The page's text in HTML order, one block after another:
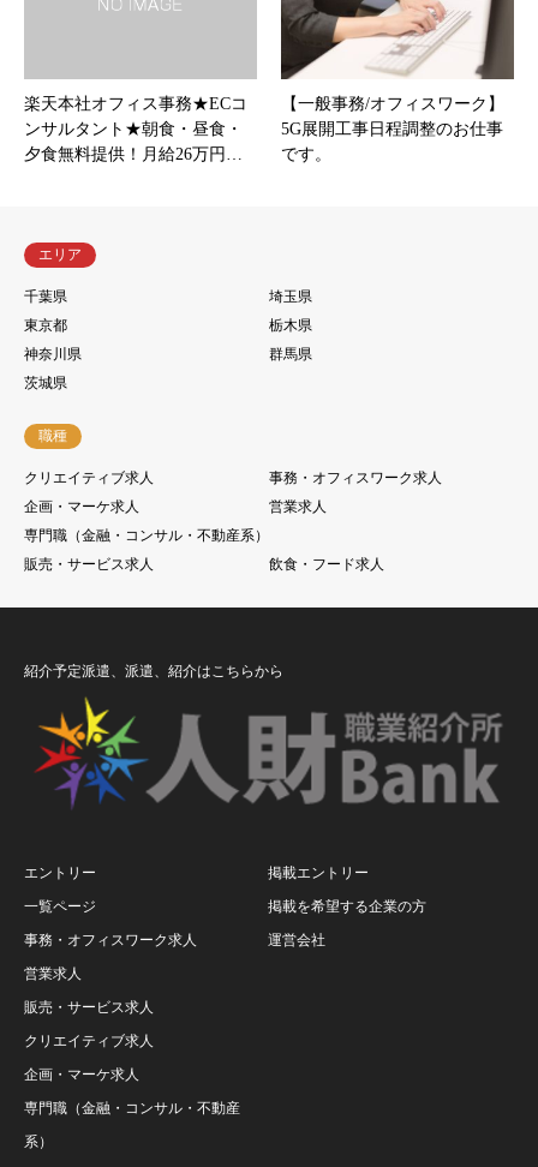
楽天本社オフィス事務★ECコ
ンサルタント★朝食・昼食・
夕食無料提供！月給26万円…
【一般事務/オフィスワーク】
5G展開工事日程調整のお仕事
です。
エリア
千葉県
埼玉県
東京都
栃木県
神奈川県
群馬県
茨城県
職種
クリエイティブ求人
事務・オフィスワーク求人
企画・マーケ求人
営業求人
専門職（金融・コンサル・不動産系）
販売・サービス求人
飲食・フード求人
紹介予定派遣、派遣、紹介はこちらから
エントリー
一覧ページ
事務・オフィスワーク求人
営業求人
販売・サービス求人
クリエイティブ求人
企画・マーケ求人
専門職（金融・コンサル・不動産
系）
掲載エントリー
掲載を希望する企業の方
運営会社